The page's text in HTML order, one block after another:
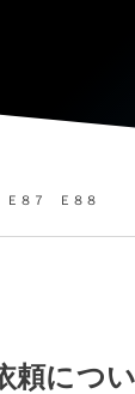
８７ Ｅ８８
頼につ